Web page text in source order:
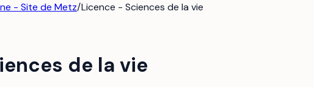
- Site de Metz/Licence - Sciences de la vie
de la vie